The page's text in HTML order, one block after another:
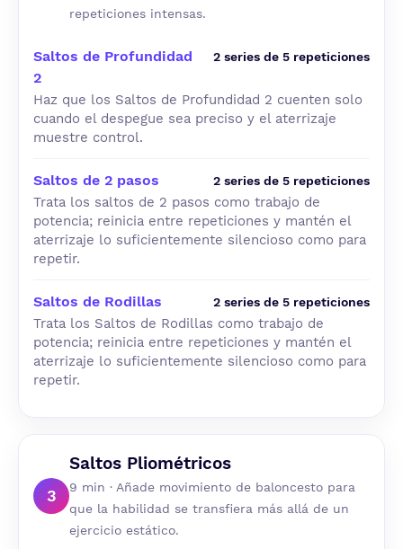
repeticiones intensas.
Saltos de Profundidad
2
2 series de 5 repeticiones
Haz que los Saltos de Profundidad 2 cuenten solo
cuando el despegue sea preciso y el aterrizaje
muestre control.
Saltos de 2 pasos 2 series de 5 repeticiones
Trata los saltos de 2 pasos como trabajo de
potencia; reinicia entre repeticiones y mantén el
aterrizaje lo suficientemente silencioso como para
repetir.
Saltos de Rodillas 2 series de 5 repeticiones
Trata los Saltos de Rodillas como trabajo de
potencia; reinicia entre repeticiones y mantén el
aterrizaje lo suficientemente silencioso como para
repetir.
3
Saltos Pliométricos
9 min · Añade movimiento de baloncesto para
que la habilidad se transfiera más allá de un
ejercicio estático.